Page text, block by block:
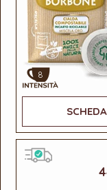
8
SCHEDA